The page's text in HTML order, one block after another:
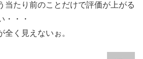
当たり前のことだけで評価が上がる
・・・
全く見えないぉ。